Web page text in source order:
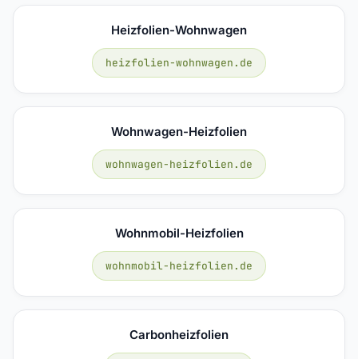
Heizfolien-Wohnwagen
heizfolien-wohnwagen.de
Wohnwagen-Heizfolien
wohnwagen-heizfolien.de
Wohnmobil-Heizfolien
wohnmobil-heizfolien.de
Carbonheizfolien